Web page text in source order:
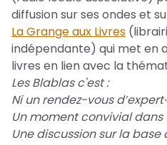
diffusion sur ses ondes et
La Grange aux Livres
indépendante) qui met en
livres en lien avec la
Les Blablas c'est :
Ni un rendez-vous
Un moment convivial dans
Une discussion sur la base